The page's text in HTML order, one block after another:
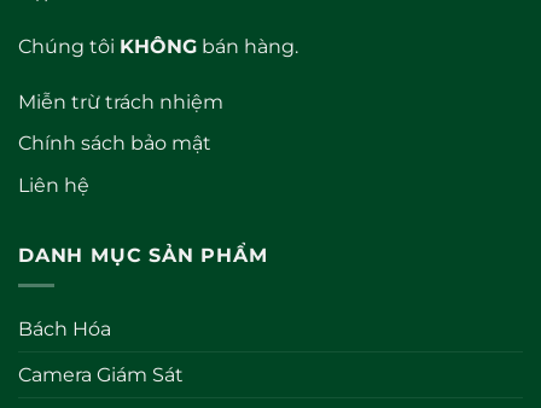
Chúng tôi KHÔNG bán hàng.
Miễn trừ trách nhiệm
Chính sách bảo mật
Liên hệ
DANH MỤC SẢN PHẨM
Bách Hóa
Camera Giám Sát